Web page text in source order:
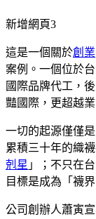
新增網頁3
這是一個關於創業
案例。一個位於
國際品牌代工，
豔國際，更超越
一切的起源僅僅
累積三十年的織
剋星 」；不只在
目標是成為「襪
公司創辦人蕭寅